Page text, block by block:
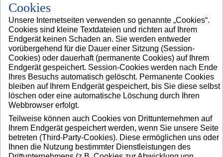
Cookies
Unsere Internetseiten verwenden so genannte „Cookies“.
Cookies sind kleine Textdateien und richten auf Ihrem
Endgerät keinen Schaden an. Sie werden entweder
vorübergehend für die Dauer einer Sitzung (Session-
Cookies) oder dauerhaft (permanente Cookies) auf Ihrem
Endgerät gespeichert. Session-Cookies werden nach Ende
Ihres Besuchs automatisch gelöscht. Permanente Cookies
bleiben auf Ihrem Endgerät gespeichert, bis Sie diese selbst
löschen oder eine automatische Löschung durch Ihren
Webbrowser erfolgt.
Teilweise können auch Cookies von Drittunternehmen auf
Ihrem Endgerät gespeichert werden, wenn Sie unsere Seite
betreten (Third-Party-Cookies). Diese ermöglichen uns oder
Ihnen die Nutzung bestimmter Dienstleistungen des